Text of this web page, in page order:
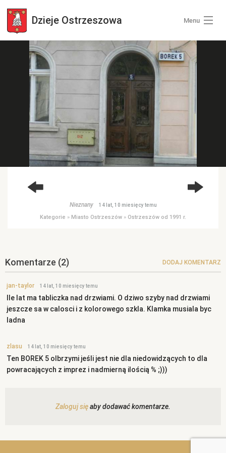
Dzieje Ostrzeszowa Menu
Wszystkie zdjęcia
Kategorie zdjęć
Zaloguj się
+ Dodaj zdjęcia
Nieznany 14 lat, 10 miesięcy temu
Kategorie » Miasto Ostrzeszów » Ostrzeszów od 1991 r.
Komentarze (2) DODAJ KOMENTARZ
jan-taylor 14 lat, 10 miesięcy temu
Ile lat ma tabliczka nad drzwiami. O dziwo szyby nad drzwiami
jeszcze sa w calosci i z kolorowego szkla. Klamka musiala byc
ladna
zlasu 14 lat, 10 miesięcy temu
Ten BOREK 5 olbrzymi jeśli jest nie dla niedowidzących to dla
powracających z imprez i nadmierną ilością % ;)))
Zaloguj sięaby dodawać komentarze.